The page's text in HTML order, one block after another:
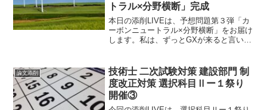
トラル×分野横断」完成
本日の添削LIVEは、予想問題第３弾「カ
ーボンニュートラル×分野横断」をお届け
します。私は、ずっとGXが来ると言い続
こそという期待を込めて、添削にも力が
入るというものです。
論文添削
技術士 二次試験対策 建設部門 制
度改正対策 選択科目Ⅱー１祭り
開催③